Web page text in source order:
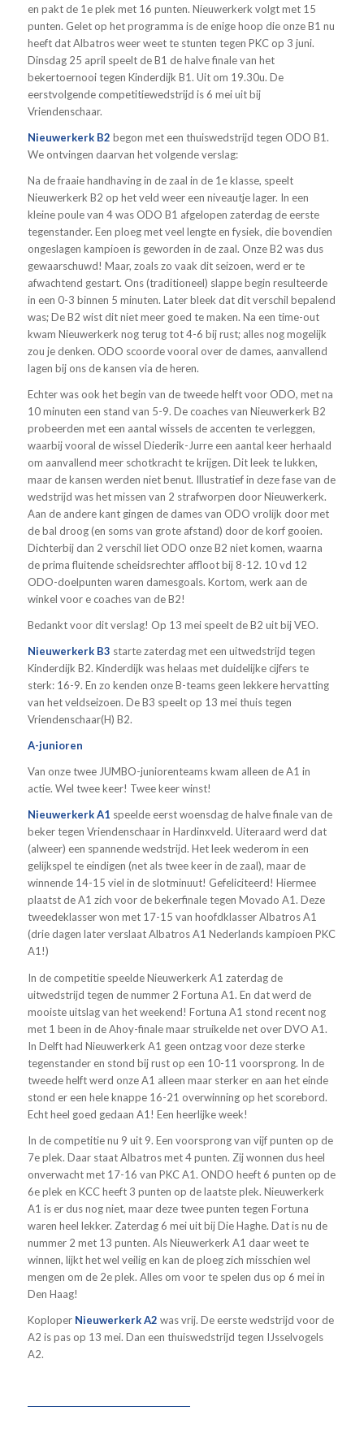
en pakt de 1e plek met 16 punten. Nieuwerkerk volgt met 15
punten. Gelet op het programma is de enige hoop die onze B1 nu
heeft dat Albatros weer weet te stunten tegen PKC op 3 juni.
Dinsdag 25 april speelt de B1 de halve finale van het
bekertoernooi tegen Kinderdijk B1. Uit om 19.30u. De
eerstvolgende competitiewedstrijd is 6 mei uit bij
Vriendenschaar.
Nieuwerkerk B2 begon met een thuiswedstrijd tegen ODO B1.
We ontvingen daarvan het volgende verslag:
Na de fraaie handhaving in de zaal in de 1e klasse, speelt
Nieuwerkerk B2 op het veld weer een niveautje lager. In een
kleine poule van 4 was ODO B1 afgelopen zaterdag de eerste
tegenstander. Een ploeg met veel lengte en fysiek, die bovendien
ongeslagen kampioen is geworden in de zaal. Onze B2 was dus
gewaarschuwd! Maar, zoals zo vaak dit seizoen, werd er te
afwachtend gestart. Ons (traditioneel) slappe begin resulteerde
in een 0-3 binnen 5 minuten. Later bleek dat dit verschil bepalend
was; De B2 wist dit niet meer goed te maken. Na een time-out
kwam Nieuwerkerk nog terug tot 4-6 bij rust; alles nog mogelijk
zou je denken. ODO scoorde vooral over de dames, aanvallend
lagen bij ons de kansen via de heren.
Echter was ook het begin van de tweede helft voor ODO, met na
10 minuten een stand van 5-9. De coaches van Nieuwerkerk B2
probeerden met een aantal wissels de accenten te verleggen,
waarbij vooral de wissel Diederik-Jurre een aantal keer herhaald
om aanvallend meer schotkracht te krijgen. Dit leek te lukken,
maar de kansen werden niet benut. Illustratief in deze fase van de
wedstrijd was het missen van 2 strafworpen door Nieuwerkerk.
Aan de andere kant gingen de dames van ODO vrolijk door met
de bal droog (en soms van grote afstand) door de korf gooien.
Dichterbij dan 2 verschil liet ODO onze B2 niet komen, waarna
de prima fluitende scheidsrechter affloot bij 8-12. 10 vd 12
ODO-doelpunten waren damesgoals. Kortom, werk aan de
winkel voor e coaches van de B2!
Bedankt voor dit verslag! Op 13 mei speelt de B2 uit bij VEO.
Nieuwerkerk B3 starte zaterdag met een uitwedstrijd tegen
Kinderdijk B2. Kinderdijk was helaas met duidelijke cijfers te
sterk: 16-9. En zo kenden onze B-teams geen lekkere hervatting
van het veldseizoen. De B3 speelt op 13 mei thuis tegen
Vriendenschaar(H) B2.
A-junioren
Van onze twee JUMBO-juniorenteams kwam alleen de A1 in
actie. Wel twee keer! Twee keer winst!
Nieuwerkerk A1 speelde eerst woensdag de halve finale van de
beker tegen Vriendenschaar in Hardinxveld. Uiteraard werd dat
(alweer) een spannende wedstrijd. Het leek wederom in een
gelijkspel te eindigen (net als twee keer in de zaal), maar de
winnende 14-15 viel in de slotminuut! Gefeliciteerd! Hiermee
plaatst de A1 zich voor de bekerfinale tegen Movado A1. Deze
tweedeklasser won met 17-15 van hoofdklasser Albatros A1
(drie dagen later verslaat Albatros A1 Nederlands kampioen PKC
A1!)
In de competitie speelde Nieuwerkerk A1 zaterdag de
uitwedstrijd tegen de nummer 2 Fortuna A1. En dat werd de
mooiste uitslag van het weekend! Fortuna A1 stond recent nog
met 1 been in de Ahoy-finale maar struikelde net over DVO A1.
In Delft had Nieuwerkerk A1 geen ontzag voor deze sterke
tegenstander en stond bij rust op een 10-11 voorsprong. In de
tweede helft werd onze A1 alleen maar sterker en aan het einde
stond er een hele knappe 16-21 overwinning op het scorebord.
Echt heel goed gedaan A1! Een heerlijke week!
In de competitie nu 9 uit 9. Een voorsprong van vijf punten op de
7e plek. Daar staat Albatros met 4 punten. Zij wonnen dus heel
onverwacht met 17-16 van PKC A1. ONDO heeft 6 punten op de
6e plek en KCC heeft 3 punten op de laatste plek. Nieuwerkerk
A1 is er dus nog niet, maar deze twee punten tegen Fortuna
waren heel lekker. Zaterdag 6 mei uit bij Die Haghe. Dat is nu de
nummer 2 met 13 punten. Als Nieuwerkerk A1 daar weet te
winnen, lijkt het wel veilig en kan de ploeg zich misschien wel
mengen om de 2e plek. Alles om voor te spelen dus op 6 mei in
Den Haag!
Koploper Nieuwerkerk A2 was vrij. De eerste wedstrijd voor de
A2 is pas op 13 mei. Dan een thuiswedstrijd tegen IJsselvogels
A2.